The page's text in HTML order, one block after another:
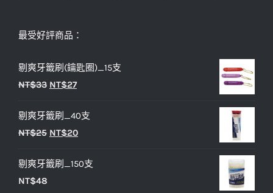
最受好評商品：
剔爽牙籤刷(鑰匙圈)_15支
NT$33 原
價
格：
NT$27目
價
格：
剔爽牙籤刷_40支
NT$25 原
價
NT$20目
價
剔爽牙籤刷_150支
NT$48